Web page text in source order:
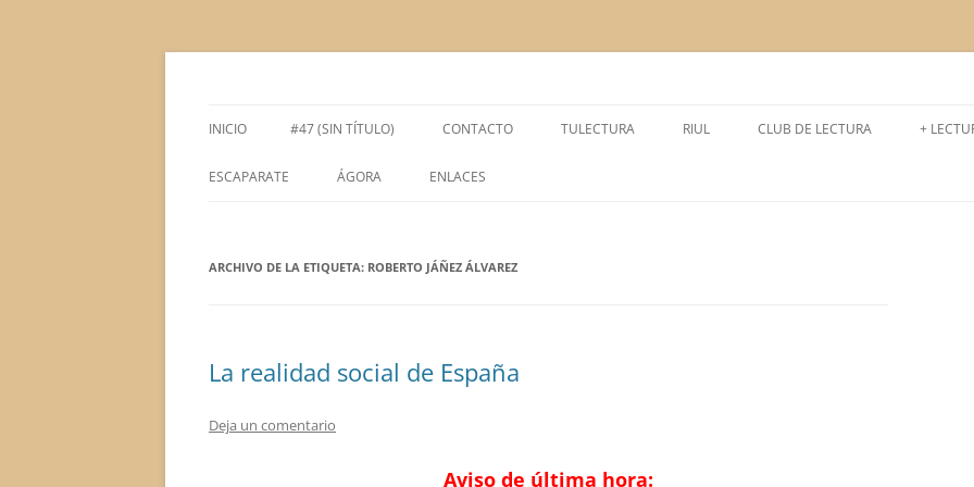
Saltar
INICIO #47 (SIN TÍTULO) CONTACTO TULECTURA RIUL CLUB DE LECTURA +
ESCAPARATE ÁGORA
ÁGORA LITERARIA
ENLACES
ARCHIVO DE LA ETIQUETA: ROBERTO JÁÑEZ ÁLVAREZ
La realidad social de España
Deja un comentario
Aviso de última hora: